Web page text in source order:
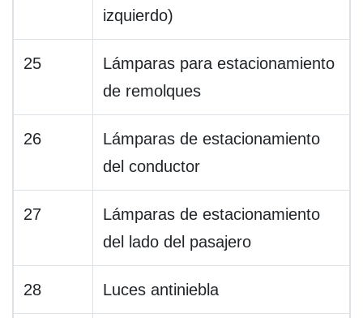
izquierdo)
25
Lámparas para estacionamiento
de remolques
26
Lámparas de estacionamiento
del conductor
27
Lámparas de estacionamiento
del lado del pasajero
28 Luces antiniebla